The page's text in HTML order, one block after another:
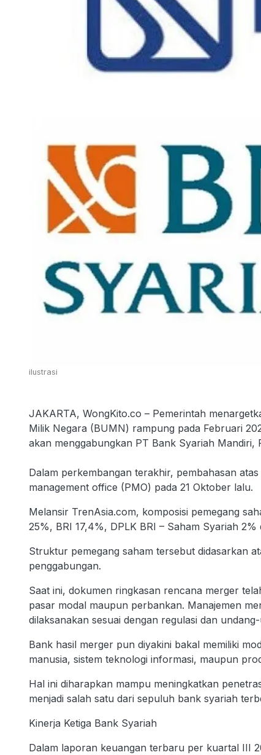
ilustrasi
JAKARTA, WongKito.co – Pemerintah
Milik Negara (BUMN) rampung pada Februari
akan menggabungkan PT Bank Syariah
Dalam perkembangan terakhir, pembahasan
management office (PMO) pada 21 Oktober lalu.
Melansir TrenAsia.com, komposisi pemegang
25%, BRI 17,4%, DPLK BRI – Saham Syariah
Struktur pemegang saham tersebut didasarkan
penggabungan.
Saat ini, dokumen ringkasan rencana merger
pasar modal maupun perbankan. Manajemen
dilaksanakan sesuai dengan regulasi dan
Bank hasil merger pun diyakini bakal memiliki
manusia, sistem teknologi informasi, maupun
Hal ini diharapkan mampu meningkatkan
menjadi salah satu dari sepuluh bank syariah
Kinerja Ketiga Bank Syariah
Dalam laporan keuangan terbaru per kuartal III